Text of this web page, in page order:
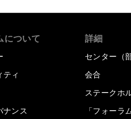
について
ティ
ナンス
詳細
センター（
会合
ステークホ
「フォーラ